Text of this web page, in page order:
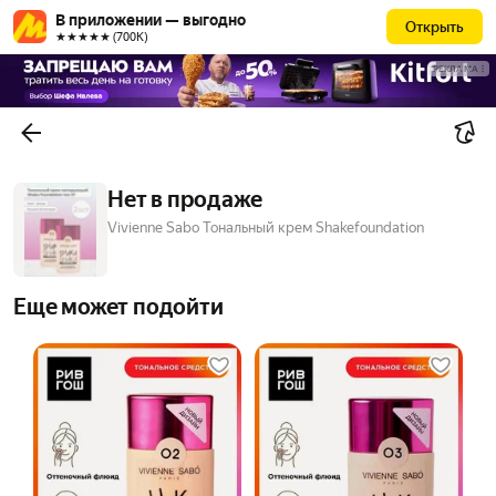
В приложении — выгодно
★★★★★ (700К)
Открыть
РЕКЛАМА
Нет в продаже
Vivienne Sabo Тональный крем Shakefoundation
Еще может подойти